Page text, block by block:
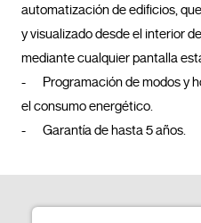
automatización de edificios,
y visualizado desde el interior
mediante cualquier pantalla
-	Programación de modos y horarios de carga, optimizando
el consumo energético.